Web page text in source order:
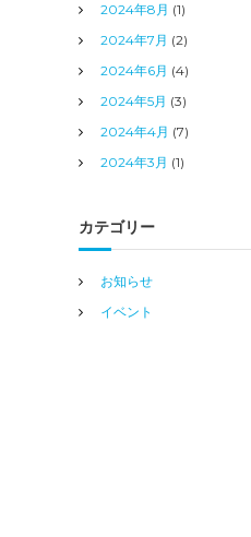
2024年8月 (1)
2024年7月 (2)
2024年6月 (4)
2024年5月 (3)
2024年4月 (7)
2024年3月 (1)
カテゴリー
お知らせ
イベント